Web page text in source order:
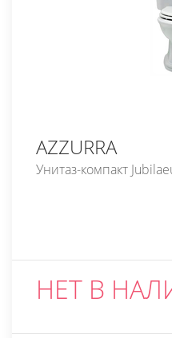
AZZURRA
Унитаз-компакт
НЕТ В